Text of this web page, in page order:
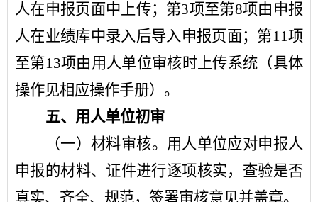
人在申报页面中上传；第3项至第8项由申报
人在业绩库中录入后导入申报页面；第11项
至第13项由用人单位审核时上传系统（具体
操作见相应操作手册）。
五、用人单位初审
（一）材料审核。 用人单位应对申报人
申报的材料、证件进行逐项核实，查验是否
真实、齐全、规范，签署审核意见并盖章。